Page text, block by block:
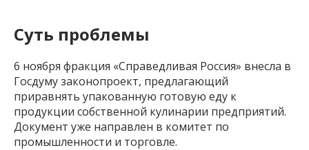
Суть проблемы
6 ноября фракция «Справедливая Россия» внесла в
Госдуму законопроект, предлагающий
приравнять упакованную готовую еду к
продукции собственной кулинарии предприятий.
Документ уже направлен в комитет по
промышленности и торговле.